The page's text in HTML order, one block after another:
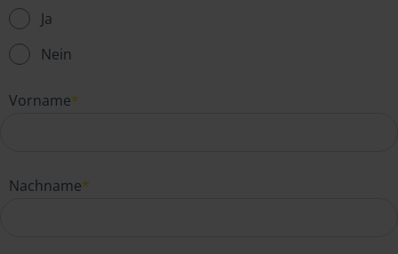
Ja
Nein
Vorname*
Nachname*